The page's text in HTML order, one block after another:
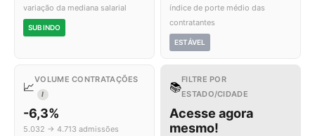
variação da mediana salarial
SUBINDO
índice de porte médio das
contratantes
ESTÁVEL
📈
VOLUME CONTRATAÇÕES
I
-6,3%
5.032 → 4.713 admissões
📚
FILTRE POR
ESTADO/CIDADE
Acesse agora
mesmo!